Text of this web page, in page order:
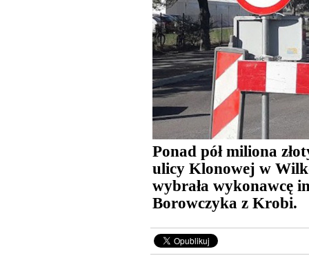
Ponad pół miliona
ulicy Klonowej w
wybrała wykonawcę
Borowczyka z Krobi.